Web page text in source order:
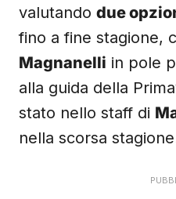
valutando due
fino a fine stagione,
Magnanelli in pole
alla guida della
stato nello staff di
nella scorsa